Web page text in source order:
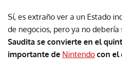
Sí, es extraño ver a un Estado
de negocios, pero ya no debería
Saudita se convierte en el
importante de Nintendo con el